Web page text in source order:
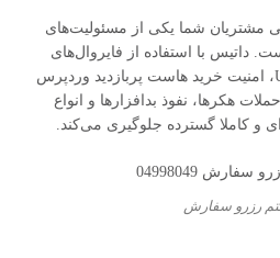
مشتریان شما یکی از مسئولیت‌های
داتیس با استفاده از فایروال‌های
سخت‌افزاری UTM Fortigate، امنیت خرید هاست پربازدید وردپرس
هکرها، نفوذ بدافزارها و انواع
و کاملا گسترده جلوگیری می‌کند.
رزرو سفارش